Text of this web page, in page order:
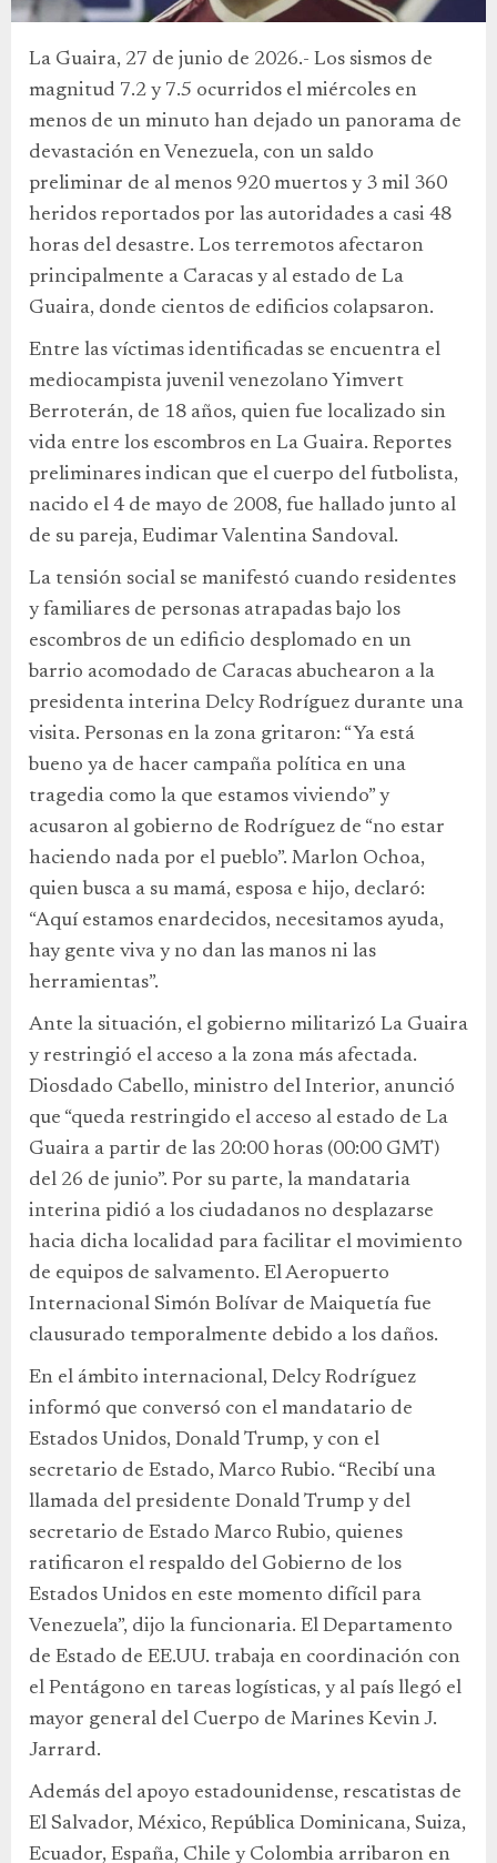
La Guaira, 27 de junio de 2026.- Los sismos de
magnitud 7.2 y 7.5 ocurridos el miércoles en
menos de un minuto han dejado un panorama de
devastación en Venezuela, con un saldo
preliminar de al menos 920 muertos y 3 mil 360
heridos reportados por las autoridades a casi 48
horas del desastre. Los terremotos afectaron
principalmente a Caracas y al estado de La
Guaira, donde cientos de edificios colapsaron.
Entre las víctimas identificadas se encuentra el
mediocampista juvenil venezolano Yimvert
Berroterán, de 18 años, quien fue localizado sin
vida entre los escombros en La Guaira. Reportes
preliminares indican que el cuerpo del futbolista,
nacido el 4 de mayo de 2008, fue hallado junto al
de su pareja, Eudimar Valentina Sandoval.
La tensión social se manifestó cuando residentes
y familiares de personas atrapadas bajo los
escombros de un edificio desplomado en un
barrio acomodado de Caracas abuchearon a la
presidenta interina Delcy Rodríguez durante una
visita. Personas en la zona gritaron: “Ya está
bueno ya de hacer campaña política en una
tragedia como la que estamos viviendo” y
acusaron al gobierno de Rodríguez de “no estar
haciendo nada por el pueblo”. Marlon Ochoa,
quien busca a su mamá, esposa e hijo, declaró:
“Aquí estamos enardecidos, necesitamos ayuda,
hay gente viva y no dan las manos ni las
herramientas”.
Ante la situación, el gobierno militarizó La Guaira
y restringió el acceso a la zona más afectada.
Diosdado Cabello, ministro del Interior, anunció
que “queda restringido el acceso al estado de La
Guaira a partir de las 20:00 horas (00:00 GMT)
del 26 de junio”. Por su parte, la mandataria
interina pidió a los ciudadanos no desplazarse
hacia dicha localidad para facilitar el movimiento
de equipos de salvamento. El Aeropuerto
Internacional Simón Bolívar de Maiquetía fue
clausurado temporalmente debido a los daños.
En el ámbito internacional, Delcy Rodríguez
informó que conversó con el mandatario de
Estados Unidos, Donald Trump, y con el
secretario de Estado, Marco Rubio. “Recibí una
llamada del presidente Donald Trump y del
secretario de Estado Marco Rubio, quienes
ratificaron el respaldo del Gobierno de los
Estados Unidos en este momento difícil para
Venezuela”, dijo la funcionaria. El Departamento
de Estado de EE.UU. trabaja en coordinación con
el Pentágono en tareas logísticas, y al país llegó el
mayor general del Cuerpo de Marines Kevin J.
Jarrard.
Además del apoyo estadounidense, rescatistas de
El Salvador, México, República Dominicana, Suiza,
Ecuador, España, Chile y Colombia arribaron en